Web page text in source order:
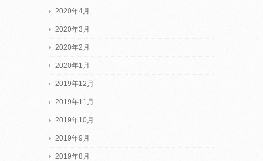
2020年4月
2020年3月
2020年2月
2020年1月
2019年12月
2019年11月
2019年10月
2019年9月
2019年8月